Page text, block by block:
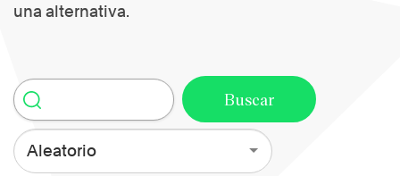
una alternativa.
Aleatorio